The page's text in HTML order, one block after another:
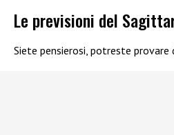
Le previsioni del
Siete pensierosi, potreste provare